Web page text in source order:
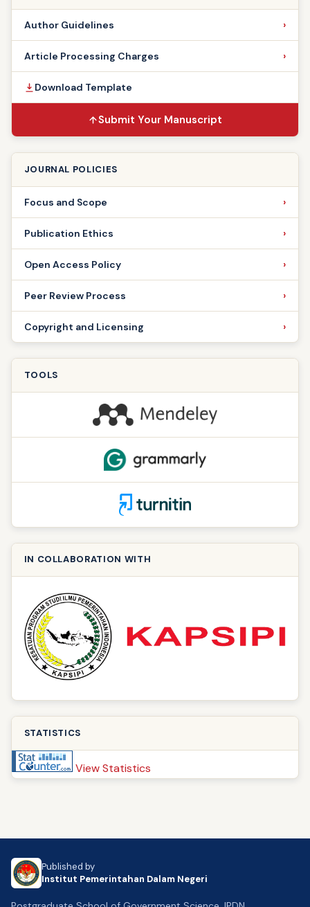
Author Guidelines
Article Processing Charges
Download Template
Submit Your Manuscript
JOURNAL POLICIES
Focus and Scope
Publication Ethics
Open Access Policy
Peer Review Process
Copyright and Licensing
TOOLS
IN COLLABORATION WITH
STATISTICS
View Statistics
Published by
Institut Pemerintahan Dalam Negeri